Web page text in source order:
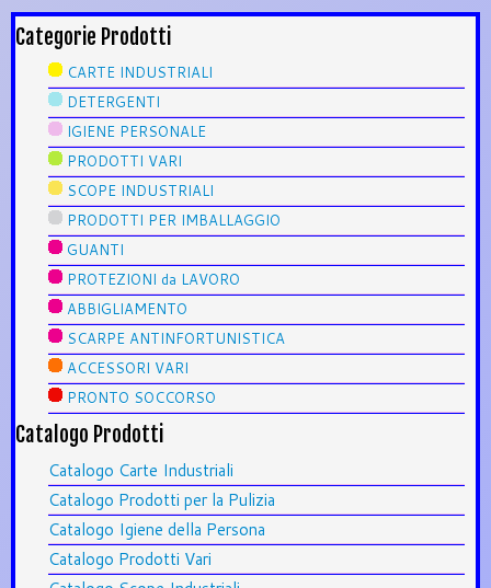
Categorie Prodotti
CARTE INDUSTRIALI
DETERGENTI
IGIENE PERSONALE
PRODOTTI VARI
SCOPE INDUSTRIALI
PRODOTTI PER IMBALLAGGIO
GUANTI
PROTEZIONI da LAVORO
ABBIGLIAMENTO
SCARPE ANTINFORTUNISTICA
ACCESSORI VARI
PRONTO SOCCORSO
Catalogo Prodotti
Catalogo Carte Industriali
Catalogo Prodotti per la Pulizia
Catalogo Igiene della Persona
Catalogo Prodotti Vari